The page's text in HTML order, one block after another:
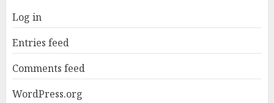
Log in
Entries feed
Comments feed
WordPress.org